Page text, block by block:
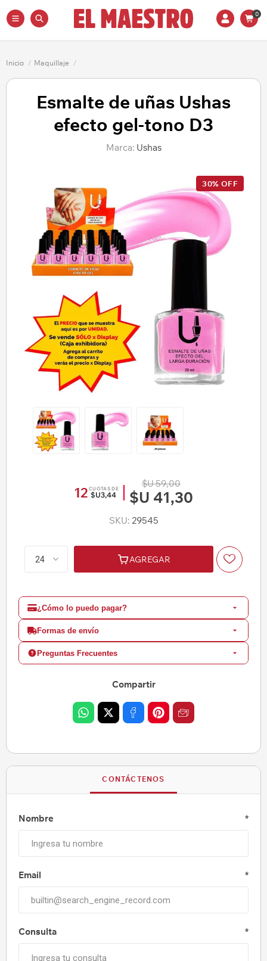
0
Inicio / Maquillaje /
Esmalte de uñas Ushas
efecto gel-tono D3
Marca: Ushas
30% OFF
12 CUOTAS DE
$U3,44
$U 59,00
$U 41,30
SKU: 29545
AGREGAR
¿Cómo lo puedo pagar?
Formas de envío
Preguntas Frecuentes
Compartir
CONTÁCTENOS
Nombre *
Email *
Consulta *